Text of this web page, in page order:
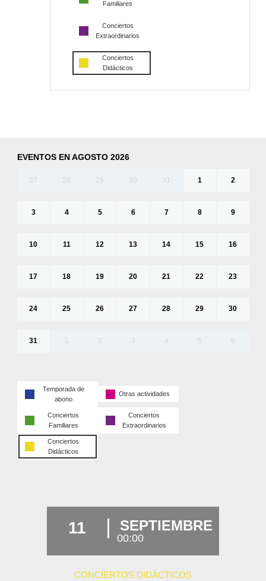
Familiares
Conciertos
Extraordinarios
Conciertos
Didácticos
EVENTOS EN AGOSTO 2026
27 28 29 30 31 1 2
3 4 5 6 7 8 9
10 11 12 13 14 15 16
17 18 19 20 21 22 23
24 25 26 27 28 29 30
31 1 2 3 4 5 6
Temporada de
abono
Otras actividades
Conciertos
Familiares
Conciertos
Extraordinarios
Conciertos
Didácticos
11 SEPTIEMBRE
00:00
CONCIERTOS DIDÁCTICOS